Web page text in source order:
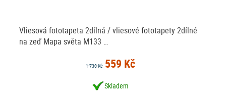
Vliesová fototapeta 2dílná / vliesové fototapety 2dílné
na zeď Mapa světa M133 …
1 730 Kč 559 Kč
Skladem